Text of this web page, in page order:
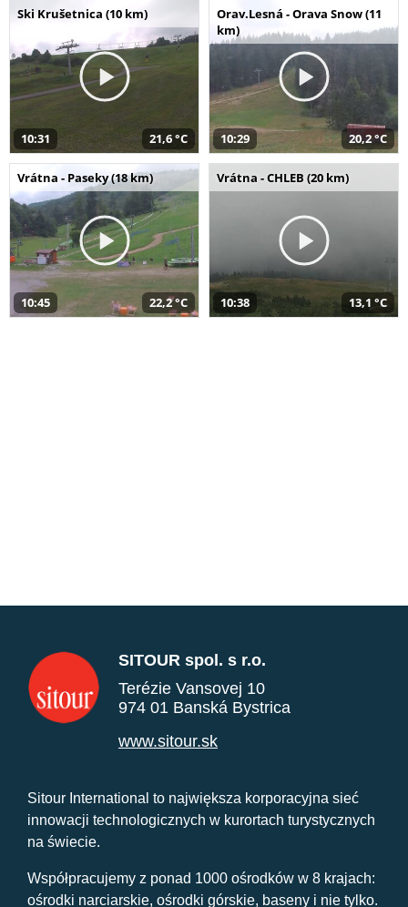
Ski Krušetnica (10 km)
10:31 21,6 °C
Orav.Lesná - Orava Snow (11
km)
10:29 20,2 °C
Vrátna - Paseky (18 km)
10:45 22,2 °C
Vrátna - CHLEB (20 km)
10:38 13,1 °C
SITOUR spol. s r.o.
Terézie Vansovej 10
974 01 Banská Bystrica
www.sitour.sk
Sitour International to największa korporacyjna sieć
innowacji technologicznych w kurortach turystycznych
na świecie.
Współpracujemy z ponad 1000 ośrodków w 8 krajach:
ośrodki narciarskie, ośrodki górskie, baseny i nie tylko.